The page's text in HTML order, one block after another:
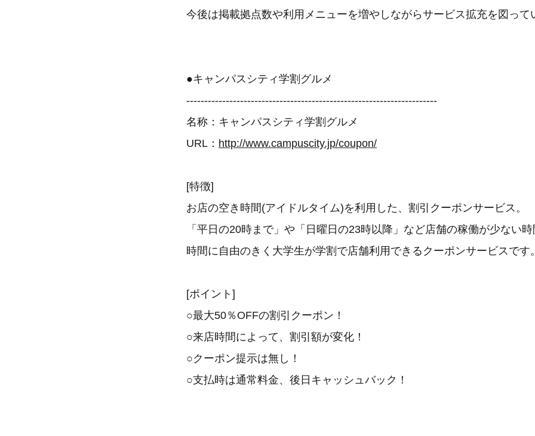
今後は掲載拠点数や利用メニューを増やしながらサービス拡充を図って
●キャンパスシティ学割グルメ
----------------------------------------------------------------------
名称：キャンパスシティ学割グルメ
URL： http://www.campuscity.jp/coupon/
[特徴]
お店の空き時間(アイドルタイム)を利用した、割引クーポンサービス。
「平日の20時まで」や「日曜日の23時以降」など店舗の稼働が少ない
時間に自由のきく大学生が学割で店舗利用できるクーポンサービスです
[ポイント]
○最大50％OFFの割引クーポン！
○来店時間によって、割引額が変化！
○クーポン提示は無し！
○支払時は通常料金、後日キャッシュバック！